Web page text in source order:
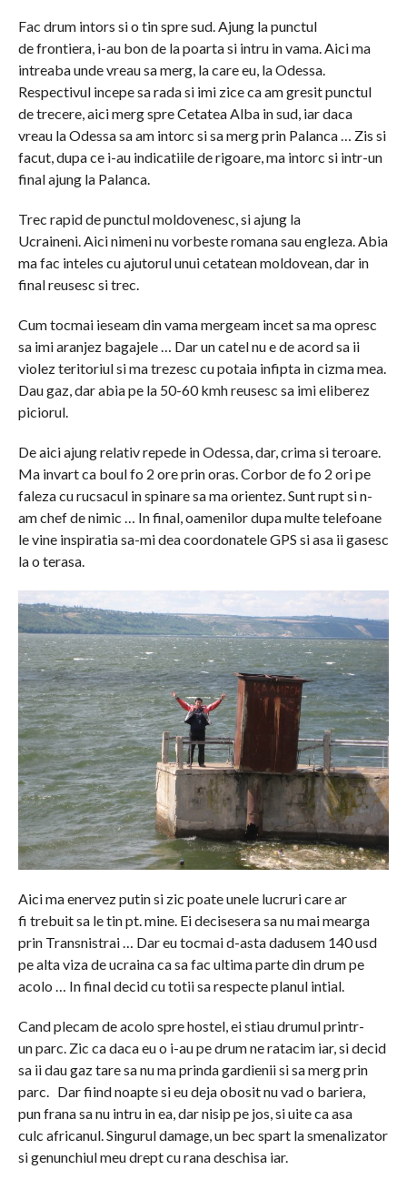
Fac drum intors si o tin spre sud. Ajung la punctul
de frontiera, i-au bon de la poarta si intru in vama. Aici ma
intreaba unde vreau sa merg, la care eu, la Odessa.
Respectivul incepe sa rada si imi zice ca am gresit punctul
de trecere, aici merg spre Cetatea Alba in sud, iar daca
vreau la Odessa sa am intorc si sa merg prin Palanca … Zis si
facut, dupa ce i-au indicatiile de rigoare, ma intorc si intr-un
final ajung la Palanca.
Trec rapid de punctul moldovenesc, si ajung la
Ucraineni. Aici nimeni nu vorbeste romana sau engleza. Abia
ma fac inteles cu ajutorul unui cetatean moldovean, dar in
final reusesc si trec.
Cum tocmai ieseam din vama mergeam incet sa ma opresc
sa imi aranjez bagajele … Dar un catel nu e de acord sa ii
violez teritoriul si ma trezesc cu potaia infipta in cizma mea.
Dau gaz, dar abia pe la 50-60 kmh reusesc sa imi eliberez
piciorul.
De aici ajung relativ repede in Odessa, dar, crima si teroare.
Ma invart ca boul fo 2 ore prin oras. Corbor de fo 2 ori pe
faleza cu rucsacul in spinare sa ma orientez. Sunt rupt si n-
am chef de nimic … In final, oamenilor dupa multe telefoane
le vine inspiratia sa-mi dea coordonatele GPS si asa ii gasesc
la o terasa.
Aici ma enervez putin si zic poate unele lucruri care ar
fi trebuit sa le tin pt. mine. Ei decisesera sa nu mai mearga
prin Transnistrai … Dar eu tocmai d-asta dadusem 140 usd
pe alta viza de ucraina ca sa fac ultima parte din drum pe
acolo … In final decid cu totii sa respecte planul intial.
Cand plecam de acolo spre hostel, ei stiau drumul printr-
un parc. Zic ca daca eu o i-au pe drum ne ratacim iar, si decid
sa ii dau gaz tare sa nu ma prinda gardienii si sa merg prin
parc. Dar fiind noapte si eu deja obosit nu vad o bariera,
pun frana sa nu intru in ea, dar nisip pe jos, si uite ca asa
culc africanul. Singurul damage, un bec spart la smenalizator
si genunchiul meu drept cu rana deschisa iar.